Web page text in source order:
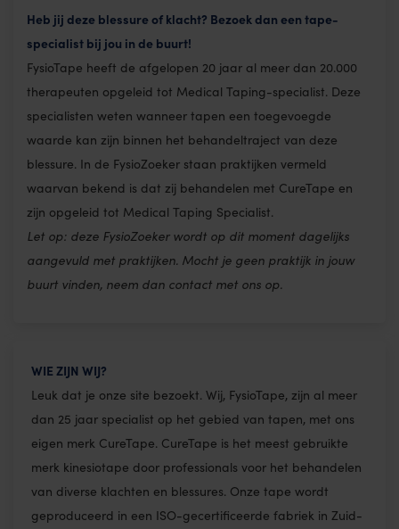
Heb jij deze blessure of klacht? Bezoek dan een tape-
specialist bij jou in de buurt!
FysioTape heeft de afgelopen 20 jaar al meer dan 20.000
therapeuten opgeleid tot Medical Taping-specialist. Deze
specialisten weten wanneer tapen een toegevoegde
waarde kan zijn binnen het behandeltraject van deze
blessure. In de FysioZoeker staan praktijken vermeld
waarvan bekend is dat zij behandelen met CureTape en
zijn opgeleid tot Medical Taping Specialist.
Let op: deze FysioZoeker wordt op dit moment dagelijks
aangevuld met praktijken. Mocht je geen praktijk in jouw
buurt vinden, neem dan contact met ons op.
WIE ZIJN WIJ?
Leuk dat je onze site bezoekt. Wij, FysioTape, zijn al meer
dan 25 jaar specialist op het gebied van tapen, met ons
eigen merk CureTape. CureTape is het meest gebruikte
merk kinesiotape door professionals voor het behandelen
van diverse klachten en blessures. Onze tape wordt
geproduceerd in een ISO-gecertificeerde fabriek in Zuid-